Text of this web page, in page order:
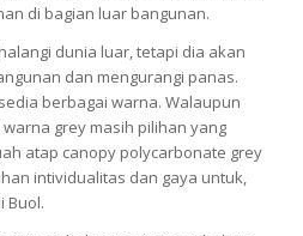
di bagian luar bangunan.
dunia luar, tetapi dia akan
dan mengurangi panas.
berbagai warna. Walaupun
grey masih pilihan yang
atap canopy polycarbonate grey
intividualitas dan gaya untuk,
Buol.